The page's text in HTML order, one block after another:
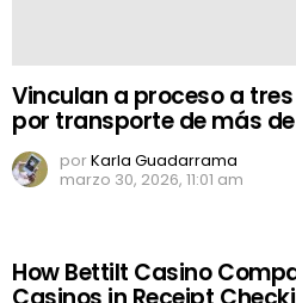
Vinculan a proceso a
por transporte de más de
porKarla Guadarrama
marzo 30, 2026, 11:01 am
How Bettilt Casino